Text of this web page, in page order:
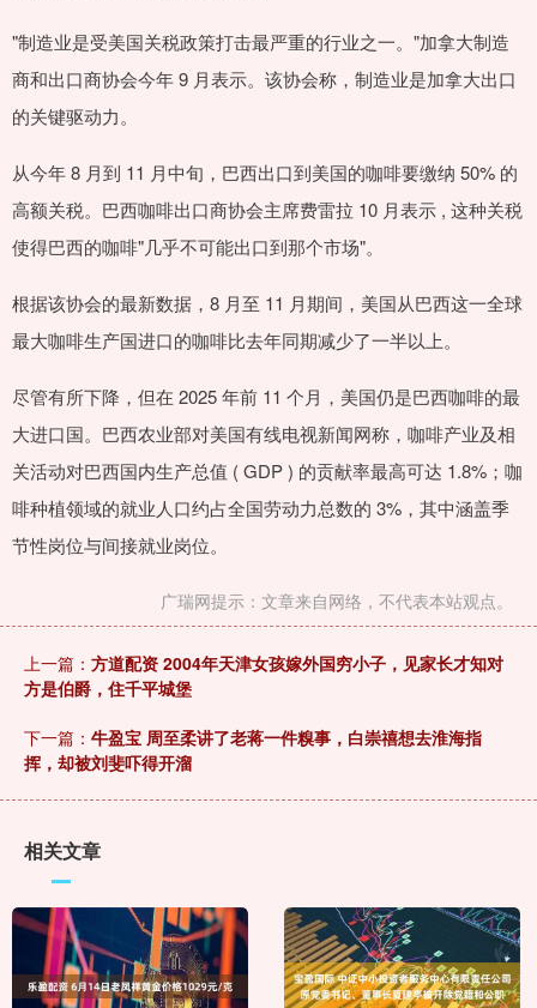
"制造业是受美国关税政策打击最严重的行业之一。"加拿大制造
商和出口商协会今年 9 月表示。该协会称，制造业是加拿大出口
的关键驱动力。
从今年 8 月到 11 月中旬，巴西出口到美国的咖啡要缴纳 50% 的
高额关税。巴西咖啡出口商协会主席费雷拉 10 月表示 , 这种关税
使得巴西的咖啡"几乎不可能出口到那个市场"。
根据该协会的最新数据，8 月至 11 月期间，美国从巴西这一全球
最大咖啡生产国进口的咖啡比去年同期减少了一半以上。
尽管有所下降，但在 2025 年前 11 个月，美国仍是巴西咖啡的最
大进口国。巴西农业部对美国有线电视新闻网称，咖啡产业及相
关活动对巴西国内生产总值 ( GDP ) 的贡献率最高可达 1.8%；咖
啡种植领域的就业人口约占全国劳动力总数的 3%，其中涵盖季
节性岗位与间接就业岗位。
广瑞网提示：文章来自网络，不代表本站观点。
上一篇： 方道配资 2004年天津女孩嫁外国穷小子，见家长才知对
方是伯爵，住千平城堡
下一篇： 牛盈宝 周至柔讲了老蒋一件糗事，白崇禧想去淮海指
挥，却被刘斐吓得开溜
相关文章